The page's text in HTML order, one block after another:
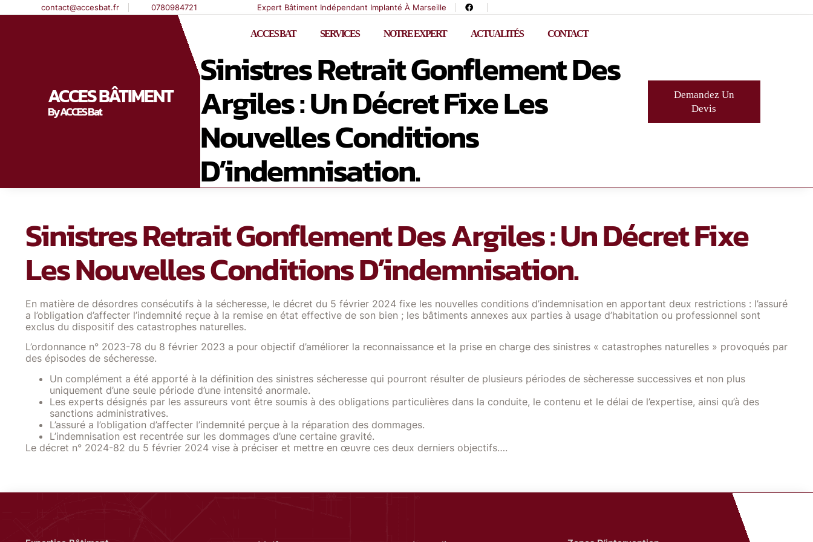
contact@accesbat.fr 0780984721 Expert Bâtiment Indépendant Implanté À Marseille
ACCES BÂTIMENT
By ACCES Bat
ACCES BAT SERVICES NOTRE EXPERT ACTUALITÉS CONTACT
Sinistres Retrait Gonflement Des
Argiles : Un Décret Fixe Les
Nouvelles Conditions
D’indemnisation.
Demandez Un
Devis
Sinistres Retrait Gonflement Des Argiles : Un Décret Fixe
Les Nouvelles Conditions D’indemnisation.
En matière de désordres consécutifs à la sécheresse, le décret du 5 février 2024 fixe les nouvelles conditions d’indemnisation en apportant deux restrictions : l’assuré
a l’obligation d’affecter l’indemnité reçue à la remise en état effective de son bien ; les bâtiments annexes aux parties à usage d’habitation ou professionnel sont
exclus du dispositif des catastrophes naturelles.
L’ordonnance n° 2023-78 du 8 février 2023 a pour objectif d’améliorer la reconnaissance et la prise en charge des sinistres « catastrophes naturelles » provoqués par
des épisodes de sécheresse.
Un complément a été apporté à la définition des sinistres sécheresse qui pourront résulter de plusieurs périodes de sècheresse successives et non plus
uniquement d’une seule période d’une intensité anormale.
Les experts désignés par les assureurs vont être soumis à des obligations particulières dans la conduite, le contenu et le délai de l’expertise, ainsi qu’à des
sanctions administratives.
L’assuré a l’obligation d’affecter l’indemnité perçue à la réparation des dommages.
L’indemnisation est recentrée sur les dommages d’une certaine gravité.
Le décret n° 2024-82 du 5 février 2024 vise à préciser et mettre en œuvre ces deux derniers objectifs….